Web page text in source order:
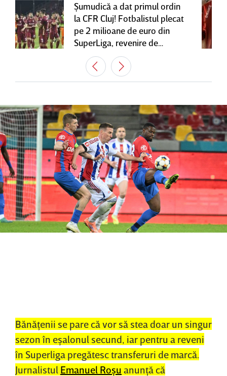
Şumudică a dat primul ordin
la CFR Cluj! Fotbalistul plecat
pe 2 milioane de euro din
SuperLiga, revenire de
senzaţie în Gruia
Bănăţenii se pare că vor să stea doar un singur
sezon în eşalonul secund, iar pentru a reveni
în Superliga pregătesc transferuri de marcă.
Jurnalistul Emanuel Roşu anunţă că